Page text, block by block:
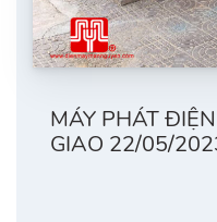
MÁY PHÁT
GIAO 22/05/